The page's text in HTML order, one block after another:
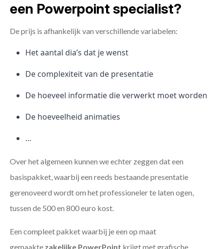
een Powerpoint specialist?
De prijs is afhankelijk van verschillende variabelen:
Het aantal dia’s dat je wenst
De complexiteit van de presentatie
De hoeveel informatie die verwerkt moet worden
De hoeveelheid animaties
…
Over het algemeen kunnen we echter zeggen dat een
basispakket, waarbij een reeds bestaande presentatie
gerenoveerd wordt om het professioneler te laten ogen,
tussen de 500 en 800 euro kost.
Een compleet pakket waarbij je een op maat
gemaakte zakelijke PowerPoint krijgt met grafische